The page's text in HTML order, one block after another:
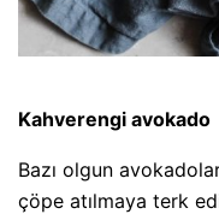
Kahverengi avokado
Bazı olgun
çöpe atılmaya terk